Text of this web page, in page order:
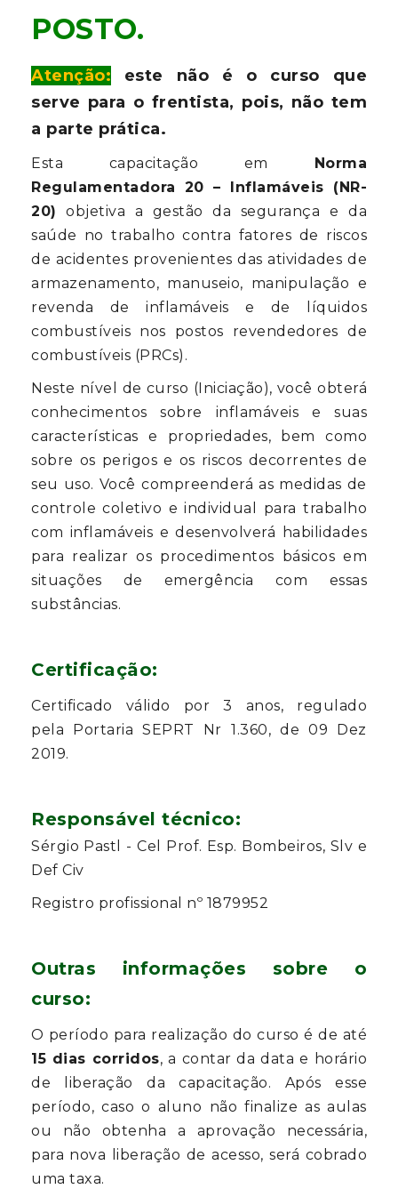
POSTO.
Atenção: este não é o curso que
serve para o frentista, pois, não tem
a parte prática.
Esta capacitação em
Norma
Regulamentadora 20 – Inflamáveis (NR-
20) objetiva a gestão da segurança e da
saúde no trabalho contra fatores de riscos
de acidentes provenientes das atividades de
armazenamento, manuseio, manipulação e
revenda de inflamáveis e de líquidos
combustíveis nos postos revendedores de
combustíveis (PRCs).
Neste nível de curso (Iniciação), você obterá
conhecimentos sobre inflamáveis e suas
características e propriedades, bem como
sobre os perigos e os riscos decorrentes de
seu uso. Você compreenderá as medidas de
controle coletivo e individual para trabalho
com inflamáveis e desenvolverá habilidades
para realizar os procedimentos básicos em
situações de emergência com essas
substâncias.
Certificação:
Certificado válido por 3 anos, regulado
pela Portaria SEPRT Nr 1.360, de 09 Dez
2019.
Responsável técnico:
Sérgio Pastl - Cel Prof. Esp. Bombeiros, Slv e
Def Civ
Registro profissional nº 1879952
Outras informações sobre o
curso:
O período para realização do curso é de até
15 dias corridos, a contar da data e horário
de liberação da capacitação. Após esse
período, caso o aluno não finalize as aulas
ou não obtenha a aprovação necessária,
para nova liberação de acesso, será cobrado
uma taxa.